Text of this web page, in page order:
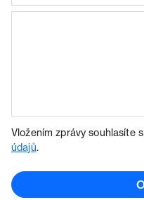
Vložením zprávy souhlasíte
údajů.